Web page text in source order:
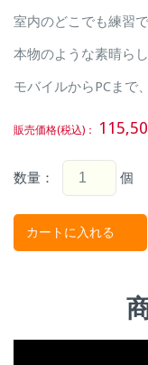
室内のどこでも練習
本物のような素晴ら
モバイルからPCまで
販売価格(税込)：
数量： 個